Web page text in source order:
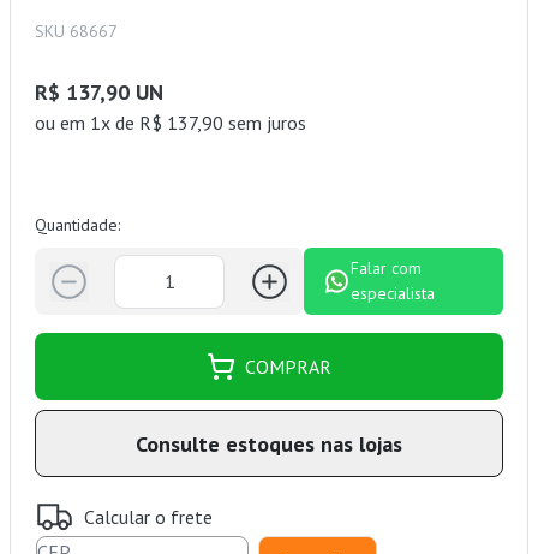
SKU 68667
R$ 137,90 UN
ou em 1x de R$ 137,90 sem juros
Quantidade:
Falar com
especialista
COMPRAR
Consulte estoques nas lojas
Calcular o frete